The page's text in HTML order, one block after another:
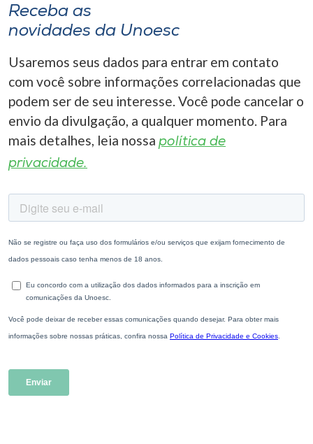
Receba as
novidades da Unoesc
Usaremos seus dados para entrar em contato
com você sobre informações correlacionadas que
podem ser de seu interesse. Você pode cancelar o
envio da divulgação, a qualquer momento. Para
mais detalhes, leia nossa política de
privacidade.